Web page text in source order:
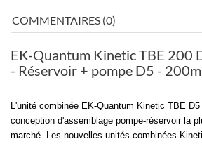
COMMENTAIRES (0)
EK-Quantum Kinetic TBE 200
- Réservoir + pompe D5 -
L'unité combinée EK-Quantum Kinetic TBE
conception d'assemblage pompe-réservoir la
marché. Les nouvelles unités combinées